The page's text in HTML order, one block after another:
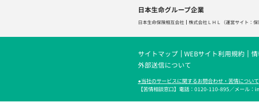
日本生命グループ企業
日本生命保険相互会社 株式会社ＬＨＬ （運営サイト： 保
サイトマップ WEBサイト利用規約
外部送信について
●当社のサービスに関するお問合わせ・苦情について
【苦情相談窓口】電話：0120-110-895／メール